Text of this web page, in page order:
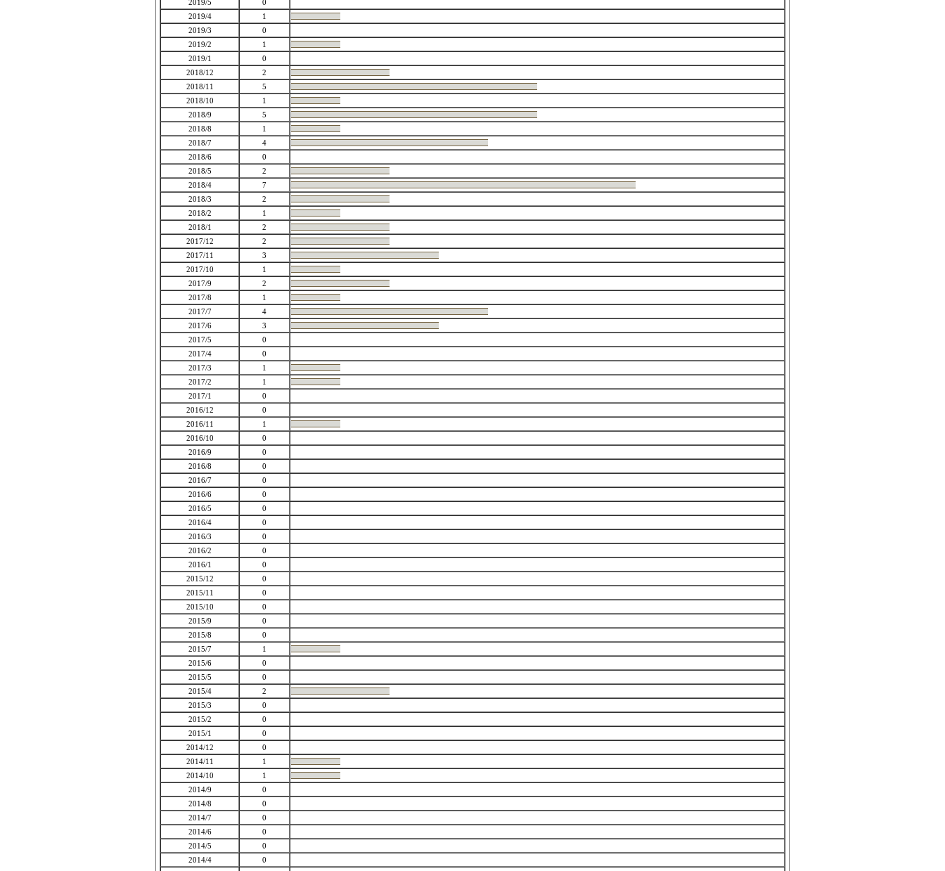
2019/5
0
2019/4
1
2019/3
0
2019/2
1
2019/1
0
2018/12
2
2018/11
5
2018/10
1
2018/9
5
2018/8
1
2018/7
4
2018/6
0
2018/5
2
2018/4
7
2018/3
2
2018/2
1
2018/1
2
2017/12
2
2017/11
3
2017/10
1
2017/9
2
2017/8
1
2017/7
4
2017/6
3
2017/5
0
2017/4
0
2017/3
1
2017/2
1
2017/1
0
2016/12
0
2016/11
1
2016/10
0
2016/9
0
2016/8
0
2016/7
0
2016/6
0
2016/5
0
2016/4
0
2016/3
0
2016/2
0
2016/1
0
2015/12
0
2015/11
0
2015/10
0
2015/9
0
2015/8
0
2015/7
1
2015/6
0
2015/5
0
2015/4
2
2015/3
0
2015/2
0
2015/1
0
2014/12
0
2014/11
1
2014/10
1
2014/9
0
2014/8
0
2014/7
0
2014/6
0
2014/5
0
2014/4
0